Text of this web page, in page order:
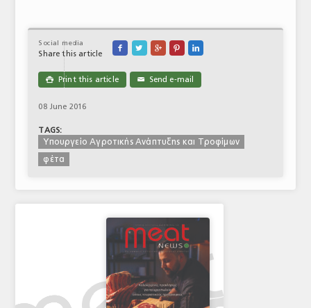
Social media
Share this article
    
 Print this article ✉ Send e-mail
08 June 2016
TAGS:
Υπουργείο Αγροτικής Ανάπτυξης και Τροφίμων
φέτα